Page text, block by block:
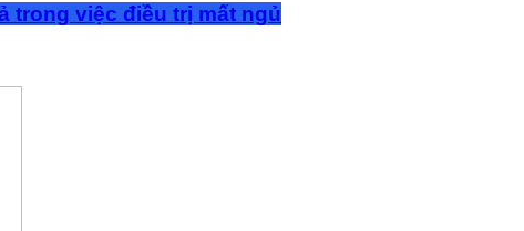
trong việc điều trị mất ngủ